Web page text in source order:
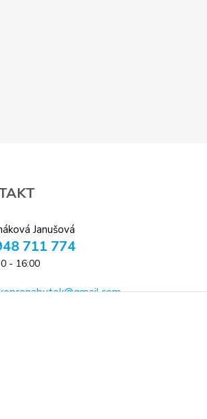
Janušová
711 774
- 16:00